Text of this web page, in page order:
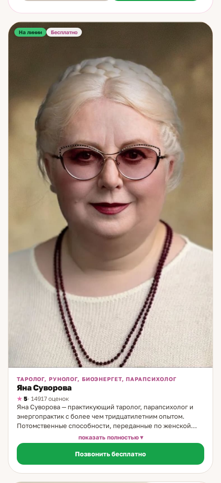
Психологическое образование позволяет работать не
только с тем, что клиент говорит, но и с тем, что он на
самом деле спрашивает. Часто между этими двумя
ближайшее окружение; новые начинания и жизненные
переходы. Работаю с теми, кто ищет не «правильный
ответ», а понимание своей ситуации — и готов
принимать решения самостоятельно. Моя задача — дать
достаточно ясности для этого. 6 лет практики,
психологический подход, честная позиция.
На линии Бесплатно
ТАРОЛОГ, РУНОЛОГ, БИОЭНЕРГЕТ, ПАРАПСИХОЛОГ
Яна Суворова
5· 14917 оценок
Яна Суворова — практикующий таролог, парапсихолог и
энергопрактик с более чем тридцатилетним опытом.
Потомственные способности, переданные по женской
линии, позволили ей с юности развить тонкое восприятие
энергий и глубоко понимать внутренние процессы
человека. Уже с 14 лет Яна работала с картами Таро, умела
точно видеть причинно-следственные связи и помогала
людям находить выход из самых сложных ситуаций.
показать полностью
Позвонить бесплатно